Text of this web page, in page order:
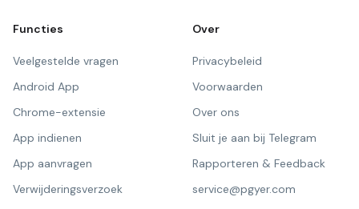
Functies
Veelgestelde vragen
Android App
Chrome-extensie
App indienen
App aanvragen
Verwijderingsverzoek
Over
Privacybeleid
Voorwaarden
Over ons
Sluit je aan bij Telegram
Rapporteren & Feedback
service@pgyer.com